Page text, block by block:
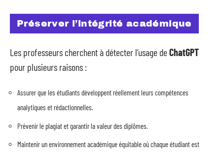
Préserver l’intégrité académique
Les professeurs cherchent à détecter l’usage deChatGPT
pour plusieurs raisons :
Assurer que les étudiants développent réellement leurs compétences
analytiques et rédactionnelles.
Prévenir le plagiat et garantir la valeur des diplômes.
Maintenir un environnement académique équitable où chaque étudiant est